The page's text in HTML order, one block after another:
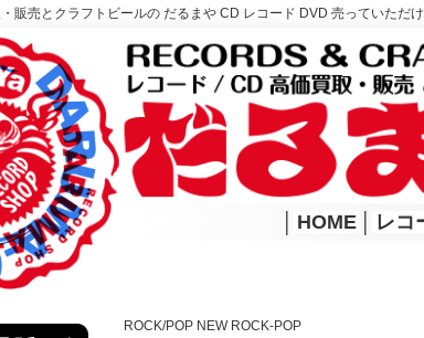
販売とクラフトビールの だるまや CD レコード DVD 売っていただ
ら
HOME レコ
ROCK/POP NEW ROCK-POP